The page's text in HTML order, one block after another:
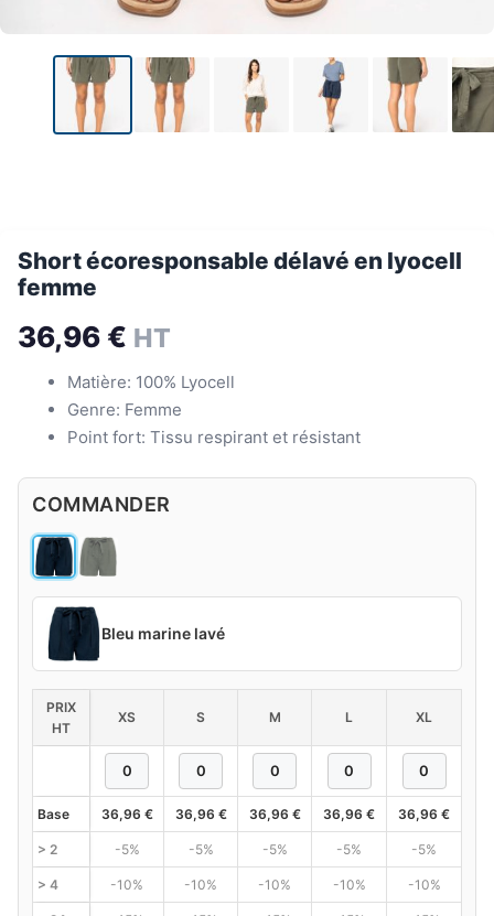
Short écoresponsable délavé en lyocell
femme
36,96 € HT
Matière: 100% Lyocell
Genre: Femme
Point fort: Tissu respirant et résistant
COMMANDER
Bleu marine lavé
PRIX
HT
XS S M L XL
Base 36,96 € 36,96 € 36,96 € 36,96 € 36,96 €
> 2 -5% -5% -5% -5% -5%
> 4 -10% -10% -10% -10% -10%